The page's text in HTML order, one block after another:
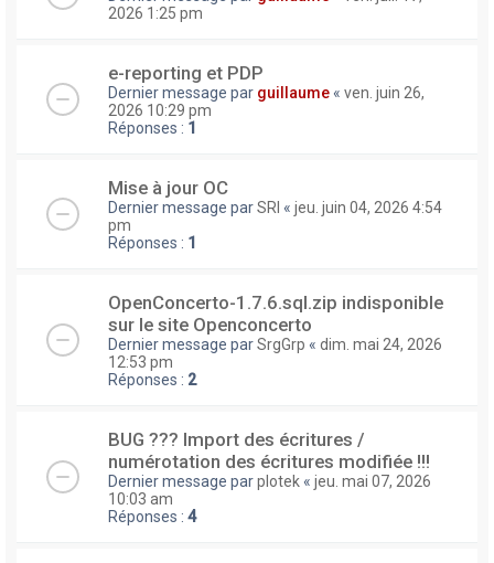
2026 1:25 pm
e-reporting et PDP
Dernier message par guillaume « ven. juin 26,
2026 10:29 pm
Réponses : 1
Mise à jour OC
Dernier message parSRI « jeu. juin 04, 2026 4:54
pm
Réponses : 1
OpenConcerto-1.7.6.sql.zip indisponible
sur le site Openconcerto
Dernier message parSrgGrp « dim. mai 24, 2026
12:53 pm
Réponses : 2
BUG ??? Import des écritures /
numérotation des écritures modifiée !!!
Dernier message parplotek « jeu. mai 07, 2026
10:03 am
Réponses : 4